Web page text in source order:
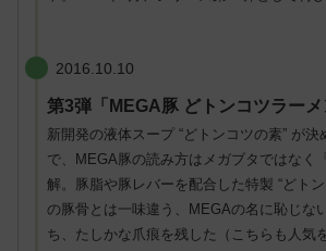
2016.10.10
第3弾「MEGA豚 どトンコツラーメ
新開発の液体スープ “どトンコツの素” が
で、MEGA豚の読み方はメガブタではなく
解。豚脂や豚レバーを配合した特製 “どト
の豚骨とは一味違う、MEGAの名に恥じな
ち、たしかな爪痕を残した（こちらも人気